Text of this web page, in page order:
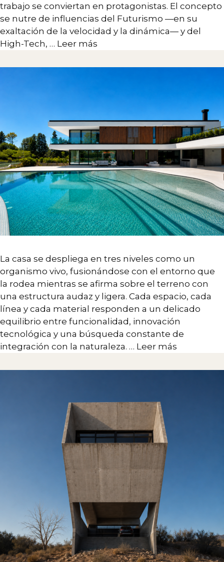
trabajo se conviertan en protagonistas. El concepto
se nutre de influencias del Futurismo —en su
exaltación de la velocidad y la dinámica— y del
High-Tech, … Leer más
La casa se despliega en tres niveles como un
organismo vivo, fusionándose con el entorno que
la rodea mientras se afirma sobre el terreno con
una estructura audaz y ligera. Cada espacio, cada
línea y cada material responden a un delicado
equilibrio entre funcionalidad, innovación
tecnológica y una búsqueda constante de
integración con la naturaleza. … Leer más